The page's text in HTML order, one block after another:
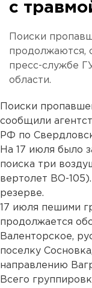
с
Поиски
продолжаются,
пресс-службе
области.
Поиски
сообщили
РФ по
На 17 июля было
поиска три
вертолет ВО-
резерве.
17 июля пешими
продолжается
Валенторское,
поселку
направлению
Всего